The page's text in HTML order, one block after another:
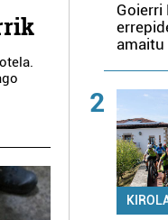
Goierri
2